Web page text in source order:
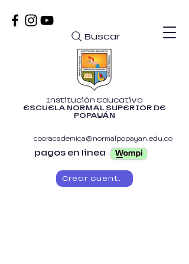
Buscar
Institución Educativa
ESCUELA NORMAL SUPERIOR DE
POPAYÁN
cooracademica@normalpopayan.edu.co
pagos en linea
Crear cuenta